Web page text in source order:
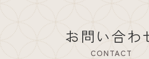
お問い合わ
CONTACT